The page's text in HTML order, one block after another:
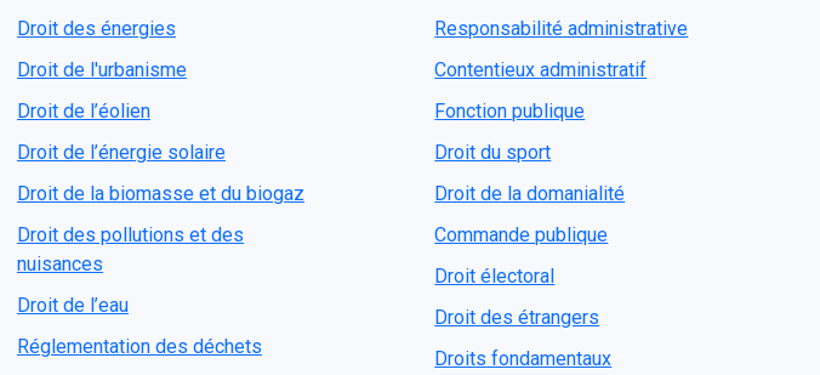
Droit des énergies
Droit de l'urbanisme
Droit de l’éolien
Droit de l’énergie solaire
Droit de la biomasse et du biogaz
Droit des pollutions et des
nuisances
Droit de l’eau
Réglementation des déchets
Responsabilité administrative
Contentieux administratif
Fonction publique
Droit du sport
Droit de la domanialité
Commande publique
Droit électoral
Droit des étrangers
Droits fondamentaux